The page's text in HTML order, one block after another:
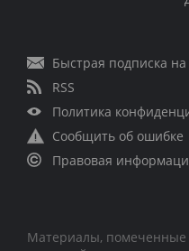
Быстрая подписка на
RSS
Политика
Сообщить об ошибке
Правовая
Материалы, помеченные